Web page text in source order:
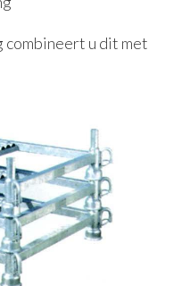
combineert u dit met